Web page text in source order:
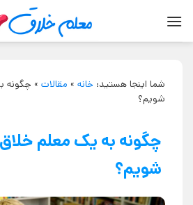
شما اینجا هستید: خانه » مقالات » چگونه
شویم؟
چگونه به یک معلم
شویم؟